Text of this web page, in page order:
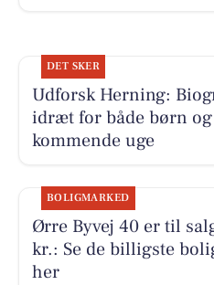
DET SKER
Udforsk Herning:
idræt for både børn og
kommende uge
BOLIGMARKED
Ørre Byvej 40 er til
kr.: Se de billigste
her